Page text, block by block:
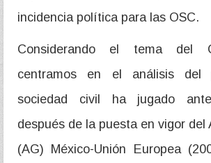
incidencia política para las OSC.
Considerando el tema del
centramos en el análisis
sociedad civil ha jugado
después de la puesta en vigor del
(AG) México-Unión Europea